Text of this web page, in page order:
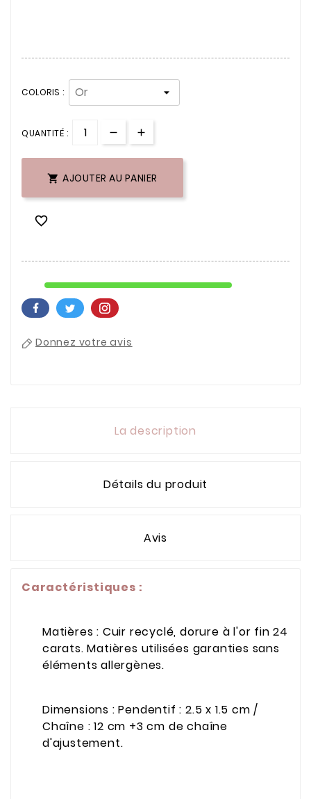
COLORIS :
QUANTITÉ :
 AJOUTER AU PANIER

Donnez votre avis
La description
Détails du produit
Avis
Caractéristiques :
Matières : Cuir recyclé, dorure à l'or fin 24
carats. Matières utilisées garanties sans
éléments allergènes.
Dimensions : Pendentif : 2.5 x 1.5 cm /
Chaîne : 12 cm +3 cm de chaîne
d'ajustement.